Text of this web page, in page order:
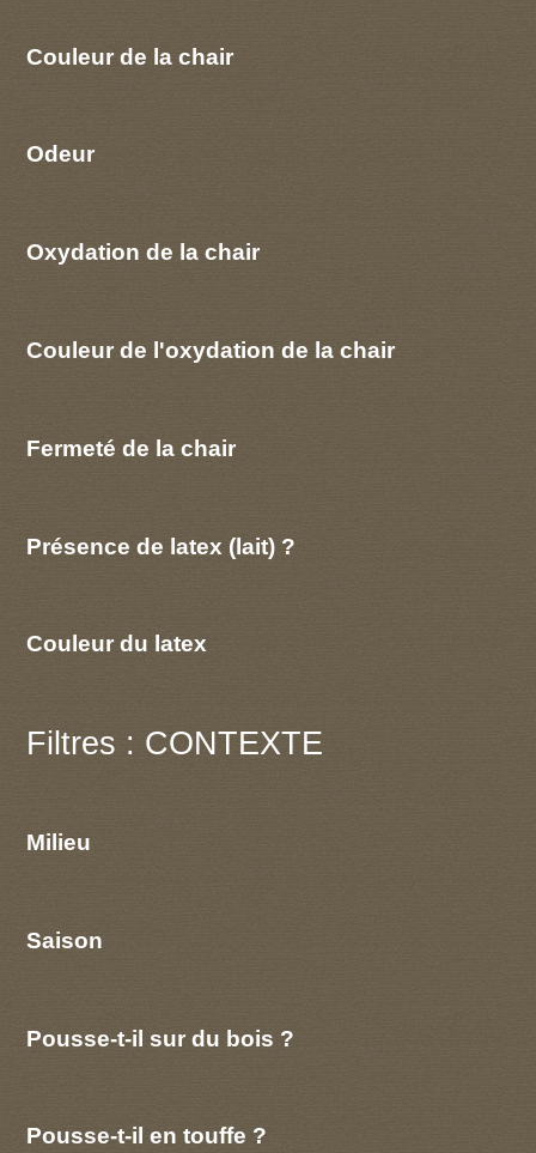
Couleur de la chair
Odeur
Oxydation de la chair
Couleur de l'oxydation de la chair
Fermeté de la chair
Présence de latex (lait) ?
Couleur du latex
Filtres : CONTEXTE
Milieu
Saison
Pousse-t-il sur du bois ?
Pousse-t-il en touffe ?